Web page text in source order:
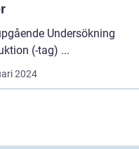
Undersökning
Introduktion (-tag) ...
2024